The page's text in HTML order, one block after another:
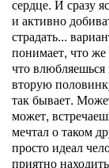
сердце. И сразу
и активно
страдать...
понимает, что же
что
вторую
так бывает.
может,
мечтал о таком
просто идеал
приятно